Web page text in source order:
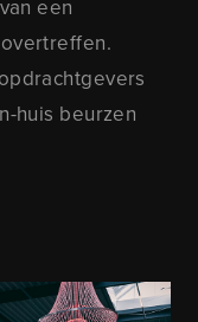
een
huis beurzen